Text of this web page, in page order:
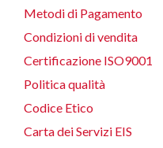
Metodi di Pagamento
Condizioni di vendita
Certificazione ISO9001
Politica qualità
Codice Etico
Carta dei Servizi EIS